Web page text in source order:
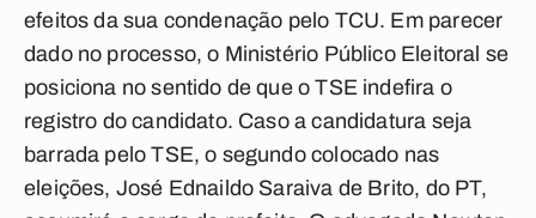
efeitos da sua condenação pelo TCU. Em parecer
dado no processo, o Ministério Público Eleitoral se
posiciona no sentido de que o TSE indefira o
registro do candidato. Caso a candidatura seja
barrada pelo TSE, o segundo colocado nas
eleições, José Ednaildo Saraiva de Brito, do PT,